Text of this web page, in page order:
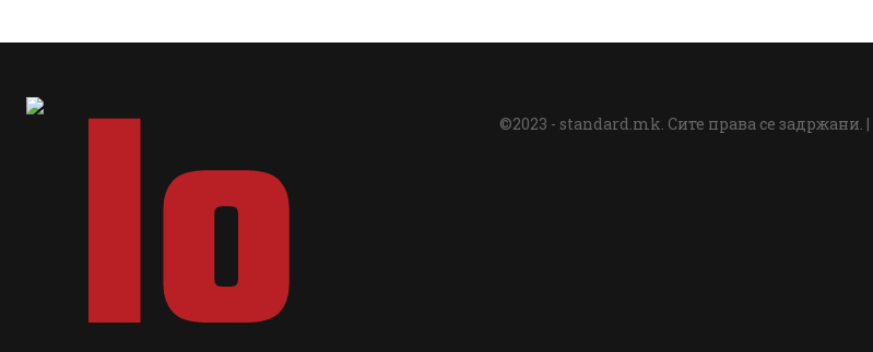
©2023 - standard.mk. Сите права се задржани. |